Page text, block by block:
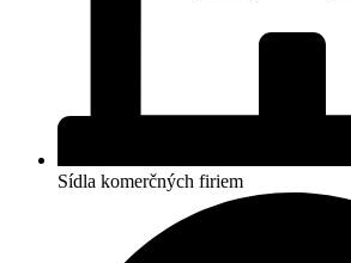
Sídla komerčných firiem